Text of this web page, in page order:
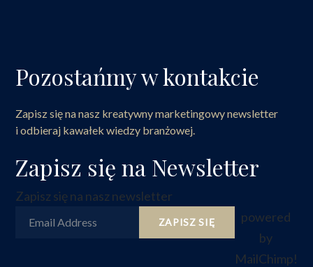
Pozostańmy w kontakcie
Zapisz się na nasz kreatywny marketingowy newsletter
i odbieraj kawałek wiedzy branżowej.
Zapisz się na Newsletter
Zapisz się na nasz newsletter
Email Address
powered
by
MailChimp!